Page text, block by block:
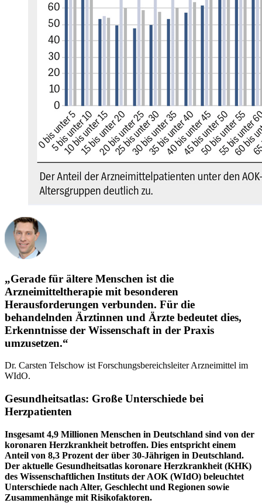
„Gerade für ältere Menschen ist die
Arzneimitteltherapie mit besonderen
Herausforderungen verbunden. Für die
behandelnden Ärztinnen und Ärzte bedeutet dies,
Erkenntnisse der Wissenschaft in der Praxis
umzusetzen.“
Dr. Carsten Telschow ist Forschungsbereichsleiter Arzneimittel im
WIdO.
Gesundheitsatlas: Große Unterschiede bei
Herzpatienten
Insgesamt 4,9 Millionen Menschen in Deutschland sind von der
koronaren Herzkrankheit betroffen. Dies entspricht einem
Anteil von 8,3 Prozent der über 30-Jährigen in Deutschland.
Der aktuelle Gesundheitsatlas koronare Herzkrankheit (KHK)
des Wissenschaftlichen Instituts der AOK (WIdO) beleuchtet
Unterschiede nach Alter, Geschlecht und Regionen sowie
Zusammenhänge mit Risikofaktoren.